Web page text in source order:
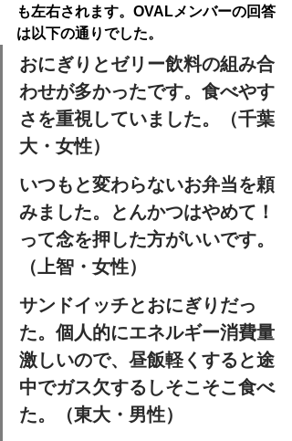
も左右されます。OVALメンバーの回答
は以下の通りでした。
おにぎりとゼリー飲料の組み合
わせが多かったです。食べやす
さを重視していました。（千葉
大・女性）
いつもと変わらないお弁当を頼
みました。とんかつはやめて！
って念を押した方がいいです。
（上智・女性）
サンドイッチとおにぎりだっ
た。個人的にエネルギー消費量
激しいので、昼飯軽くすると途
中でガス欠するしそこそこ食べ
た。（東大・男性）